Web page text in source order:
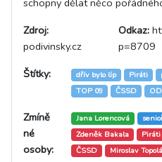
schopny dělat něco
Zdroj:
podivinsky.cz
Odkaz:
p=8709
Štítky:
dřív bylo líp Piráti
TOP 09
ČSSD
Zmíně
né
osoby:
Jana Lorencová
Zdeněk Bakala
Piráti
ČSSD
Miroslav